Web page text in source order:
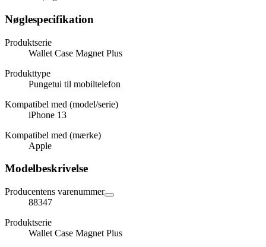
Nøglespecifikation
Produktserie
Wallet Case Magnet Plus
Produkttype
Pungetui til mobiltelefon
Kompatibel med (model/serie)
iPhone 13
Kompatibel med (mærke)
Apple
Modelbeskrivelse
Producentens varenummer
88347
Produktserie
Wallet Case Magnet Plus